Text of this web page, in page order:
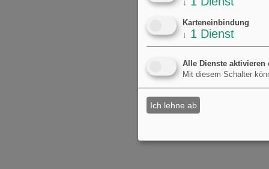
↓
Karteneinbindung
↓ 1 Dienst
Alle Dienste aktivieren
Mit diesem Schalter
Ich lehne ab